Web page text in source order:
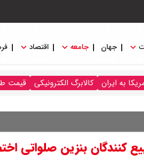
جهان جامعه اقتصاد
به ایران کالابرگ الکترونیکی قیمت
کنندگان بنزین صلواتی